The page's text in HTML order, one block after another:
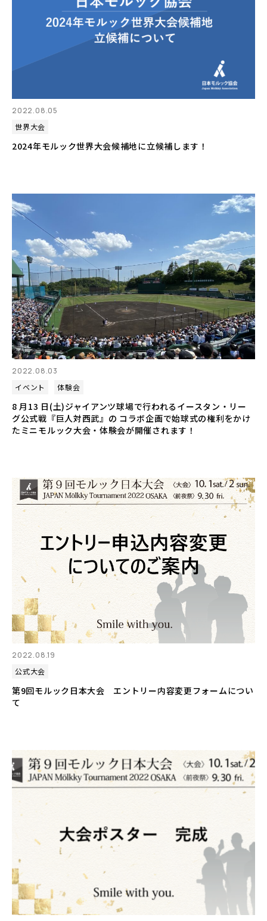
2022.08.05
世界大会
2024年モルック世界大会候補地に立候補します！
2022.08.03
イベント
体験会
8 月13 日(土)ジャイアンツ球場で行われるイースタン・リー
グ公式戦『巨人対西武』の コラボ企画で始球式の権利をかけ
たミニモルック大会・体験会が開催されます！
2022.08.19
公式大会
第9回モルック日本大会 エントリー内容変更フォームについ
て